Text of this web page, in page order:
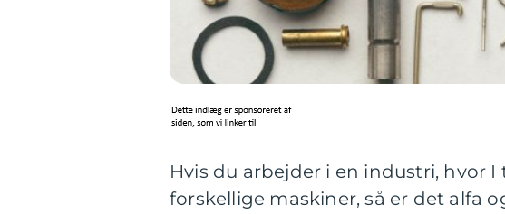
Hvis du arbejder i en industri, hvor
forskellige maskiner, så er det alfa